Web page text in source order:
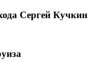
Сергей Кучкин